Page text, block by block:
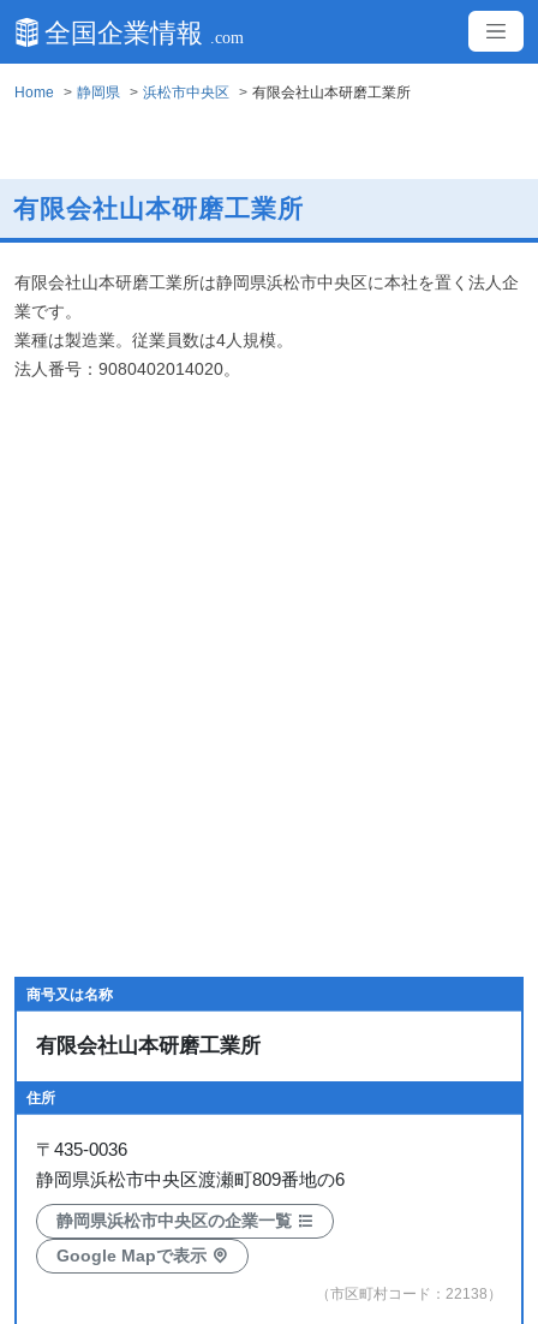
Home 静岡県 浜松市中央区 有限会社山本研磨工業所
有限会社山本研磨工業所
有限会社山本研磨工業所は静岡県浜松市中央区に本社を置く法人企
業です。
業種は製造業。従業員数は4人規模。
法人番号：9080402014020。
商号又は名称
有限会社山本研磨工業所
住所
〒 435-0036
静岡県浜松市中央区渡瀬町809番地の6
静岡県浜松市中央区の企業一覧
Google Mapで表示
（市区町村コード：22138）